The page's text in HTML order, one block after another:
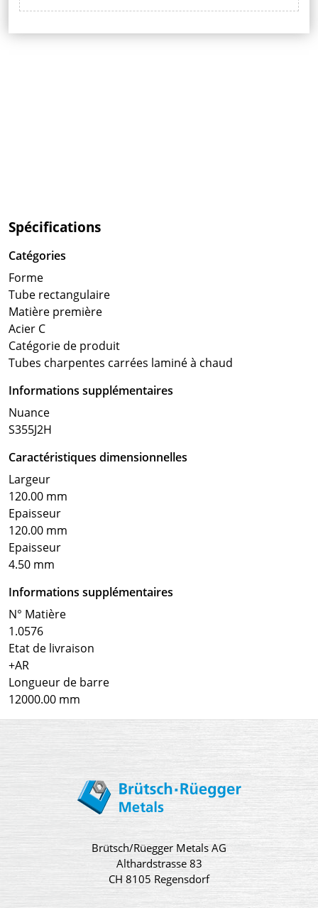
Spécifications
Catégories
Forme
Tube rectangulaire
Matière première
Acier C
Catégorie de produit
Tubes charpentes carrées laminé à chaud
Informations supplémentaires
Nuance
S355J2H
Caractéristiques dimensionnelles
Largeur
120.00 mm
Epaisseur
120.00 mm
Epaisseur
4.50 mm
Informations supplémentaires
N° Matière
1.0576
Etat de livraison
+AR
Longueur de barre
12000.00 mm
Brütsch/Rüegger Metals AG
Althardstrasse 83
CH 8105 Regensdorf